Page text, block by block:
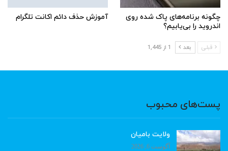
چگونه برنامه‌های پاک شده روی
اندروید را بی‌یابیم؟
آموزش حذف دائم اکانت تلگرام
قبلی بعد 1 از 1,445
پست‌های محبوب
ولایت بامیان
آگوست 6, 2026